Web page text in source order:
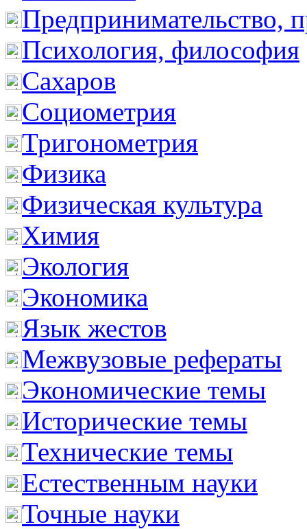
Предпринимательство,
Психология, философия
Сахаров
Социометрия
Тригонометрия
Физика
Физическая культура
Химия
Экология
Экономика
Язык жестов
Межвузовые рефераты
Экономические темы
Исторические темы
Технические темы
Естественным науки
Точные науки